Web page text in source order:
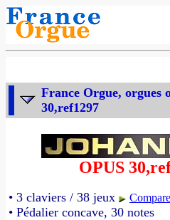
France Orgue, orgues
30,ref1297
OPUS
• 3 claviers / 38 jeux
• Pédalier concave, 30 notes